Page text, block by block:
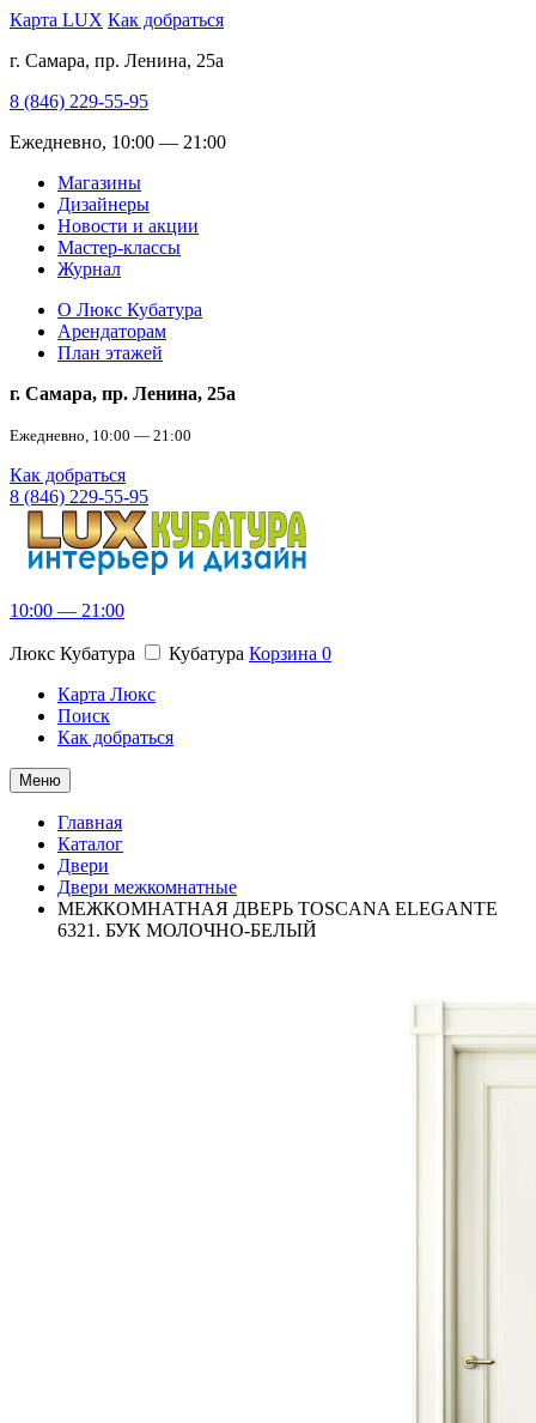
Карта LUX Как добраться
г. Самара, пр. Ленина, 25а
8 (846) 229-55-95
Ежедневно, 10:00 — 21:00
Магазины
Дизайнеры
Новости и акции
Мастер-классы
Журнал
О Люкс Кубатура
Арендаторам
План этажей
г. Самара, пр. Ленина, 25а
Ежедневно, 10:00 — 21:00
Как добраться
8 (846) 229-55-95
10:00 — 21:00
Люкс Кубатура Кубатура Корзина 0
Карта Люкс
Поиск
Как добраться
Меню
Главная
Каталог
Двери
Двери межкомнатные
МЕЖКОМНАТНАЯ ДВЕРЬ TOSCANA ELEGANTE
6321. БУК МОЛОЧНО-БЕЛЫЙ